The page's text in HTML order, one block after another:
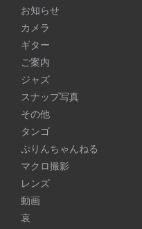
お知らせ
カメラ
ギター
ご案内
ジャズ
スナップ写真
その他
タンゴ
ぷりんちゃんねる
マクロ撮影
レンズ
動画
哀